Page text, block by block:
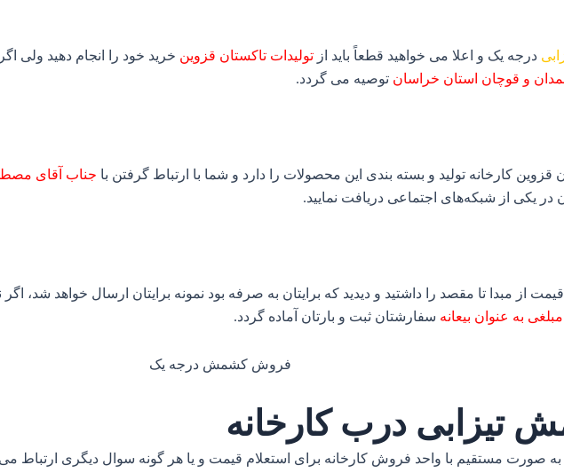
درجه یک و اعلا می خواهید قطعاً باید از تولیدات تاکستان قزوین خرید خود را انجام دهید ولی
همدان و قوچان استان خراسان توصیه می گردد.
قزوین کارخانه تولید و بسته بندی این محصولات را دارد و شما با ارتباط گرفتن با جناب آقای
در یکی از شبکه‌های اجتماعی دریافت نمایید.
از مبدا تا مقصد را داشتید و دیدید که برایتان به صرفه بود نمونه برایتان ارسال خواهد شد،
به عنوان بیعانه سفارشتان ثبت و بارتان آماده گردد.
درب کارخانه
به صورت مستقیم با واحد فروش کارخانه برای استعلام قیمت و یا هر گونه سوال دیگری ارتباط